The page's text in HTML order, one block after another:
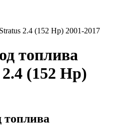
2.4 (152 Hp) 2001-2017
топлива
(152 Hp)
топлива